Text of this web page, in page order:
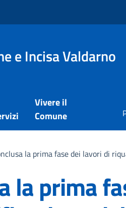
e Incisa Valdarno
Vivere il
Comune
la prima fase dei lavori di
la prima